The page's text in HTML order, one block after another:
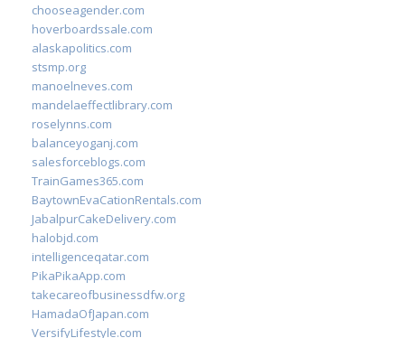
chooseagender.com
hoverboardssale.com
alaskapolitics.com
stsmp.org
manoelneves.com
mandelaeffectlibrary.com
roselynns.com
balanceyoganj.com
salesforceblogs.com
TrainGames365.com
BaytownEvaCationRentals.com
JabalpurCakeDelivery.com
halobjd.com
intelligenceqatar.com
PikaPikaApp.com
takecareofbusinessdfw.org
HamadaOfJapan.com
VersifyLifestyle.com